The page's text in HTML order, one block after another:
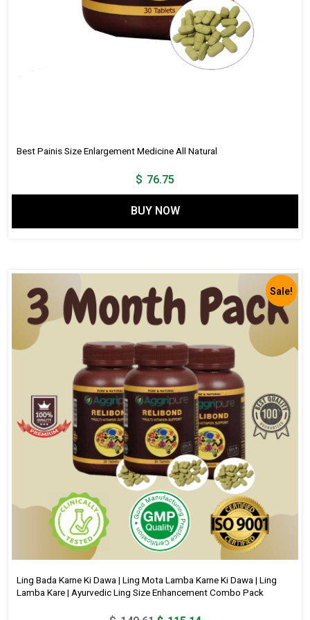
Best Painis Size Enlargement Medicine All Natural
$ 76.75
BUY NOW
Sale!
Ling Bada Karne Ki Dawa | Ling Mota Lamba Karne Ki Dawa | Ling
Lamba Kare | Ayurvedic Ling Size Enhancement Combo Pack